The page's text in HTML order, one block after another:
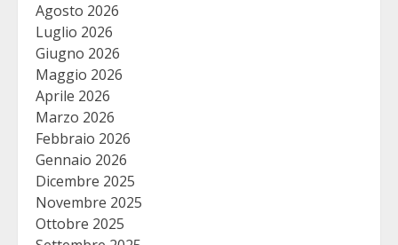
Agosto 2026
Luglio 2026
Giugno 2026
Maggio 2026
Aprile 2026
Marzo 2026
Febbraio 2026
Gennaio 2026
Dicembre 2025
Novembre 2025
Ottobre 2025